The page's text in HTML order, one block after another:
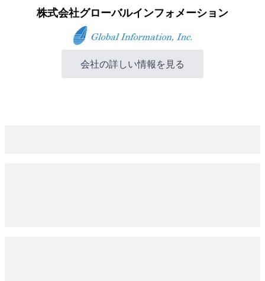
株式会社グローバルインフォメーション
会社の詳しい情報を見る